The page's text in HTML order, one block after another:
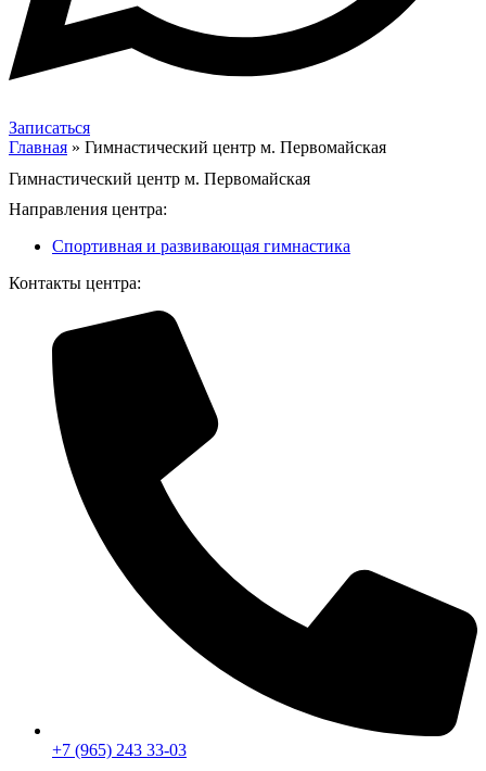
Записаться
Главная » Гимнастический центр м. Первомайская
Гимнастический центр м. Первомайская
Направления центра:
Спортивная и развивающая гимнастика
Контакты центра:
+7 (965) 243 33-03